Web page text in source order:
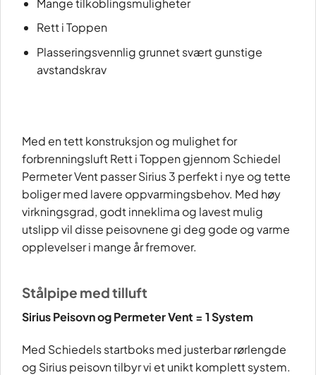
Mange tilkoblingsmuligheter
Rett i Toppen
Plasseringsvennlig grunnet svært gunstige
avstandskrav
Med en tett konstruksjon og mulighet for
forbrenningsluft Rett i Toppen gjennom Schiedel
Permeter Vent passer Sirius 3 perfekt i nye og tette
boliger med lavere oppvarmingsbehov. Med høy
virkningsgrad, godt inneklima og lavest mulig
utslipp vil disse peisovnene gi deg gode og varme
opplevelser i mange år fremover.
Stålpipe med tilluft
Sirius Peisovn og Permeter Vent = 1 System
Med Schiedels startboks med justerbar rørlengde
og Sirius peisovn tilbyr vi et unikt komplett system.